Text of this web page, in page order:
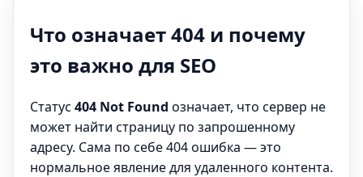
Что означает 404 и почему
это важно для SEO
Статус 404 Not Found означает, что сервер не
может найти страницу по запрошенному
адресу. Сама по себе 404 ошибка — это
нормальное явление для удаленного контента.